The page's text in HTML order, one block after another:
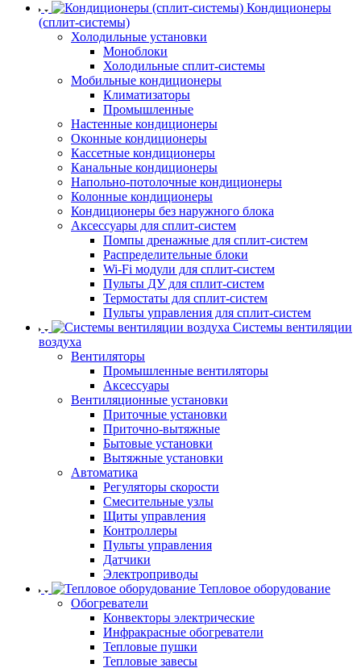
Кондиционеры
(сплит-системы)
Холодильные установки
Моноблоки
Холодильные сплит-системы
Мобильные кондиционеры
Климатизаторы
Промышленные
Настенные кондиционеры
Оконные кондиционеры
Кассетные кондиционеры
Канальные кондиционеры
Напольно-потолочные кондиционеры
Колонные кондиционеры
Кондиционеры без наружного блока
Аксессуары для сплит-систем
Помпы дренажные для сплит-систем
Распределительные блоки
Wi-Fi модули для сплит-систем
Пульты ДУ для сплит-систем
Термостаты для сплит-систем
Пульты управления для сплит-систем
Системы вентиляции
воздуха
Вентиляторы
Промышленные вентиляторы
Аксессуары
Вентиляционные установки
Приточные установки
Приточно-вытяжные
Бытовые установки
Вытяжные установки
Автоматика
Регуляторы скорости
Смесительные узлы
Щиты управления
Контроллеры
Пульты управления
Датчики
Электроприводы
Тепловое оборудование
Обогреватели
Конвекторы электрические
Инфракрасные обогреватели
Тепловые пушки
Тепловые завесы